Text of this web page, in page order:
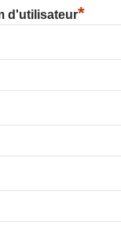
d'utilisateur*